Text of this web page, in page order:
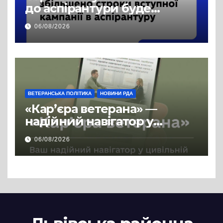
до аспірантури буде
продовжено
06/08/2026
ВЕТЕРАНСЬКА ПОЛІТИКА НОВИНИ РДА
«Кар’єра ветерана» —
надійний навігатор у
цивільній професії
06/08/2026